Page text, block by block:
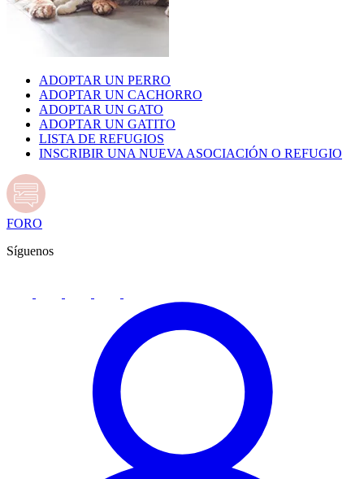
ADOPTAR UN PERRO
ADOPTAR UN CACHORRO
ADOPTAR UN GATO
ADOPTAR UN GATITO
LISTA DE REFUGIOS
INSCRIBIR UNA NUEVA ASOCIACIÓN O REFUGIO
FORO
Síguenos